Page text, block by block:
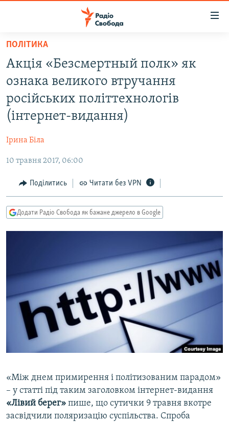
Перейти
основного
матеріалу
Перейти
до
основної
Перейти
до
ВСЕ ЗА ДОБУ
СТАТТІ
КУЛЬТУРА
СПОРТ
СВІТ
ВІЙНА
ДОНБАС.РЕАЛІЇ
КРИМ.РЕАЛІЇ
ТИ ЯК?
КИТАЙ.ВИКЛИКИ
СПЕЦПРОЄКТИ
ПОДКАСТИ
КРИМ РЕАЛІЇ
УКР
КТАТ
ДОЛУЧАЙСЯ!
ПОЛІТИКА
Акція «Безсмертный полк» як
ознака великого втручання
російських політтехнологів
(інтернет-видання)
Ірина Біла
10 травня 2017, 06:00
Поділитись Читати без VPN
Додати Радіо Свобода як бажане джерело в Google
«Між днем примирення і політизованим парадом»
– у статті під таким заголовком інтернет-видання
«Лівий берег» пише, що сутички 9 травня вкотре
засвідчили поляризацію суспільства. Спроба